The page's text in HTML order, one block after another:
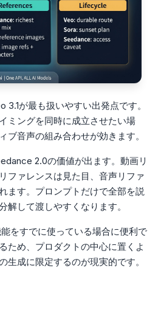
3.1が最も扱いやすい出発点です。
ミングを同時に成立させたい場
ブ音声の組み合わせが効きます。
2.0の価値が出ます。動画リ
ファレンスは見た目、音声リファ
ます。プロンプトだけで全部を説
解して渡しやすくなります。
をすでに使っている場合に便利で
ため、プロダクトの中心に置くよ
生成に限定するのが現実的です。